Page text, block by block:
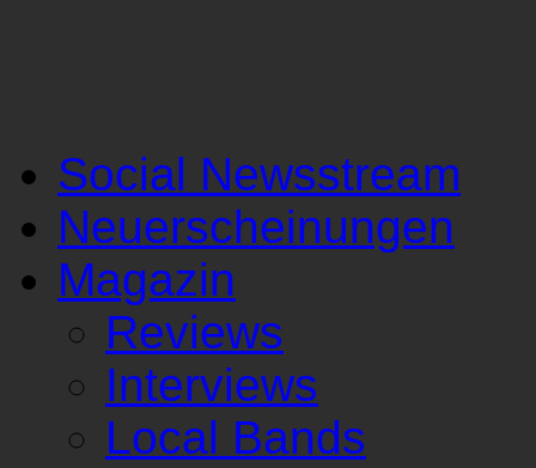
Social Newsstream
Neuerscheinungen
Magazin
Reviews
Interviews
Local Bands